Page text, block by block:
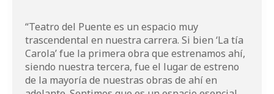
“Teatro del Puente es un espacio muy
trascendental en nuestra carrera. Si bien ‘La tía
Carola’ fue la primera obra que estrenamos ahí,
siendo nuestra tercera, fue el lugar de estreno
de la mayoría de nuestras obras de ahí en